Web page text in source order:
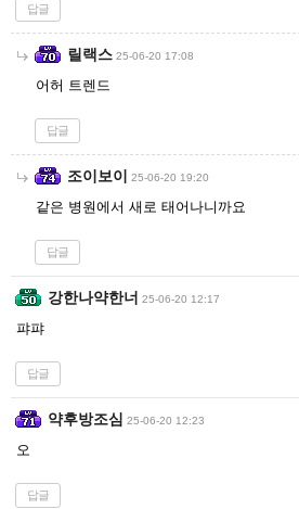
답글
릴랙스 25-06-20 17:08
어허 트렌드
답글
조이보이 25-06-20 19:20
같은 병원에서 새로 태어나니까요
답글
강한나약한너 25-06-20 12:17
퍄퍄
답글
약후방조심 25-06-20 12:23
오
답글